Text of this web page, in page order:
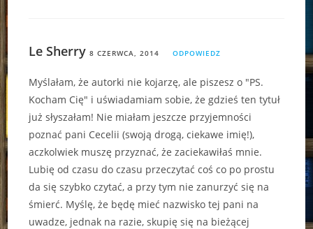
Le Sherry 8 CZERWCA, 2014 ODPOWIEDZ
Myślałam, że autorki nie kojarzę, ale piszesz o "PS.
Kocham Cię" i uświadamiam sobie, że gdzieś ten tytuł
już słyszałam! Nie miałam jeszcze przyjemności
poznać pani Cecelii (swoją drogą, ciekawe imię!),
aczkolwiek muszę przyznać, że zaciekawiłaś mnie.
Lubię od czasu do czasu przeczytać coś co po prostu
da się szybko czytać, a przy tym nie zanurzyć się na
śmierć. Myślę, że będę mieć nazwisko tej pani na
uwadze, jednak na razie, skupię się na bieżącej